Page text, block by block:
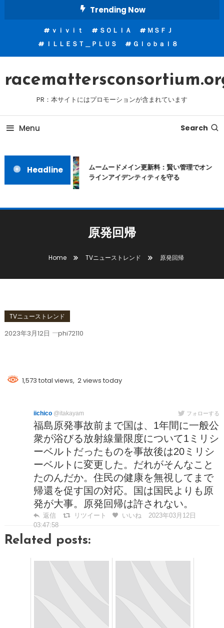
Trending Now
ｖｉｖｉｔ ＳＯＬＩＡ
ＭＳＦＪ
ＩＬＬＥＳＴ＿ＰＬＵＳ
Ｇｌｏｂａｌ８
PR：本サイトにはプロモーションが含まれています
Menu Search
Headline
ムームードメイン更新料：賢い管理でオン
ラインアイデンティティを守る
原発回帰
Home TVニューストレンド 原発回帰
TVニューストレンド
2023年3月12日 phi72110
1,573 total views, 2 views today
iichico @itakayam フォローする
福島原発事故前まで国は、1年間に一般公
衆が浴びる放射線量限度について1ミリシ
ーベルトだったものを事故後は20ミリシ
ーベルトに変更した。だれがそんなこと
たのんだか。住民の健康を無視してまで
帰還を促す国の対応。国は国民よりも原
発が大事。原発回帰は許されない。
返信 リツイート いいね
2023年03月12日
03:47:58
Related posts: